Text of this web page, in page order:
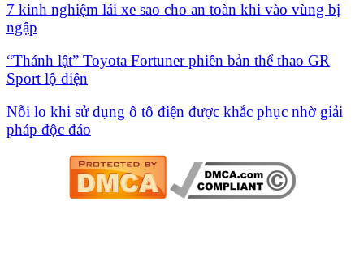
7 kinh nghiệm lái xe sao cho an toàn khi vào vùng bị
ngập
“Thánh lật” Toyota Fortuner phiên bản thể thao GR
Sport lộ diện
Nỗi lo khi sử dụng ô tô điện được khắc phục nhờ giải
pháp độc đáo